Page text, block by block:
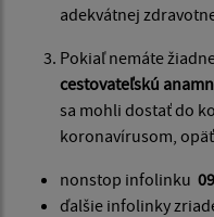
adekvátnej
Pokiaľ nemáte
cestovateľskú
sa mohli dostať do
koronavírusom, opäť
nonstop infolinku
ďalšie infolinky